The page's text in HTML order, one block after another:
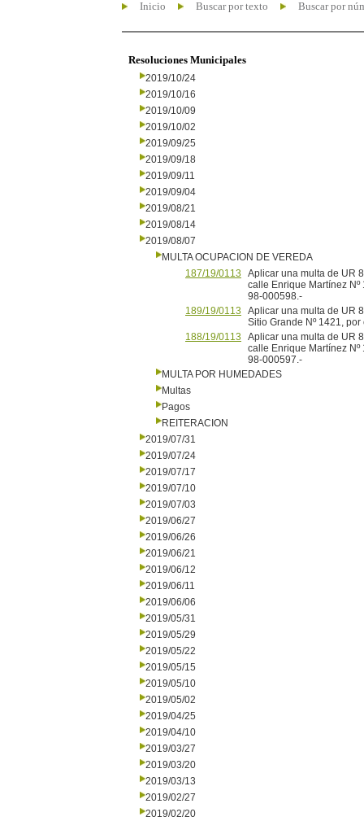
Inicio Buscar por texto Buscar por
Resoluciones Municipales
2019/10/24
2019/10/16
2019/10/09
2019/10/02
2019/09/25
2019/09/18
2019/09/11
2019/09/04
2019/08/21
2019/08/14
2019/08/07
MULTA OCUPACION DE VEREDA
187/19/0113
Aplicar una multa de UR
calle Enrique Martínez
98-000598.-
189/19/0113
Aplicar una multa de UR
Sitio Grande Nº 1421,
188/19/0113
Aplicar una multa de UR
calle Enrique Martínez
98-000597.-
MULTA POR HUMEDADES
Multas
Pagos
REITERACION
2019/07/31
2019/07/24
2019/07/17
2019/07/10
2019/07/03
2019/06/27
2019/06/26
2019/06/21
2019/06/12
2019/06/11
2019/06/06
2019/05/31
2019/05/29
2019/05/22
2019/05/15
2019/05/10
2019/05/02
2019/04/25
2019/04/10
2019/03/27
2019/03/20
2019/03/13
2019/02/27
2019/02/20